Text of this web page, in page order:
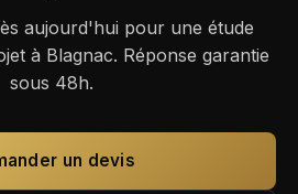
aujourd'hui pour une étude
à Blagnac. Réponse garantie
sous 48h.
un devis